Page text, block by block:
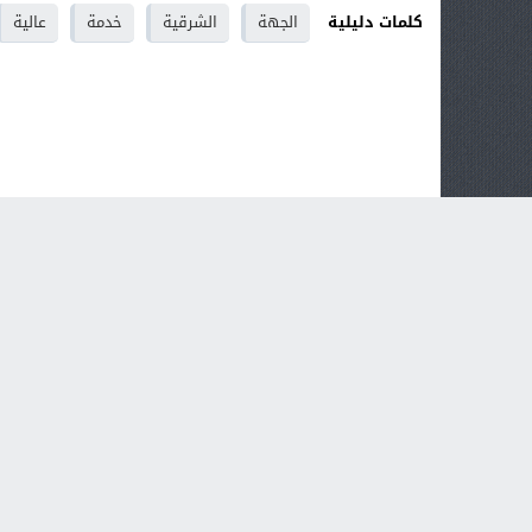
كلمات دليلية
الجهة الشرقية خدمة عالية